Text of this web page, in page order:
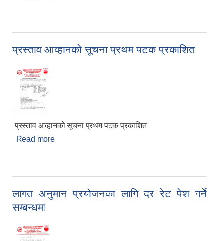
प्रस्ताव आव्हानको सूचना प्रथम पटक प्रकाशित
प्रस्ताव आव्हानको सूचना प्रथम पटक प्रकाशित
Read more
लागत अनुमान प्रयोजनका लागि दर रेट पेश गर्ने
सम्बन्धमा